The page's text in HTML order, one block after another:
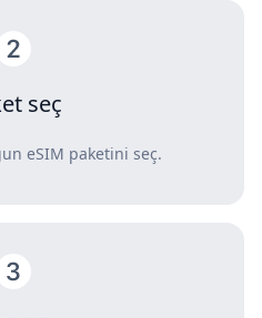
seç
eSIM paketini seç.